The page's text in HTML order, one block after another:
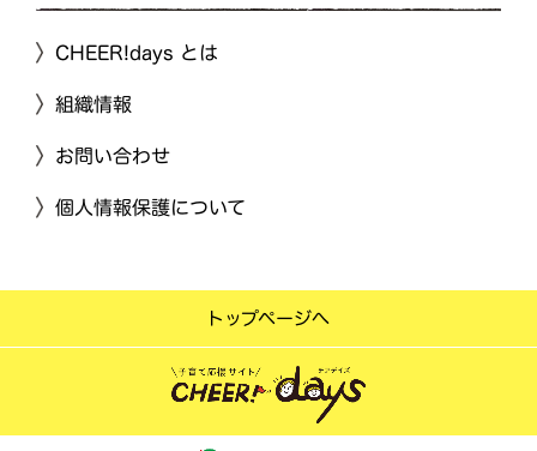
CHEER!days とは
組織情報
お問い合わせ
個人情報保護について
トップページへ